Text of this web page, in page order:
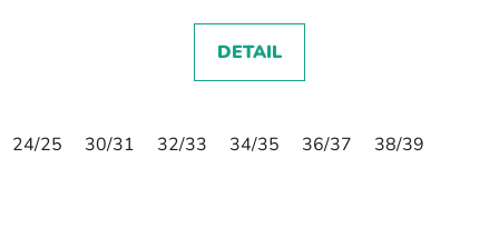
DETAIL
24/25 30/31 32/33 34/35 36/37 38/39